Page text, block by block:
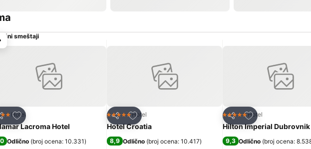
smeštaji
Dodati u favorite
Hotel
Lacroma Hotel
Odlično (broj ocena: 10.331)
Deli
Dodati u favorite
5 ZvezdiceHotel
Hotel Croatia
8,9 Odlično (broj ocena: 10.417)
Deli
Dodati u favorite
5 ZvezdiceHotel
Hilton Imperial Dubrovnik
9,3 Odlično (broj ocena: